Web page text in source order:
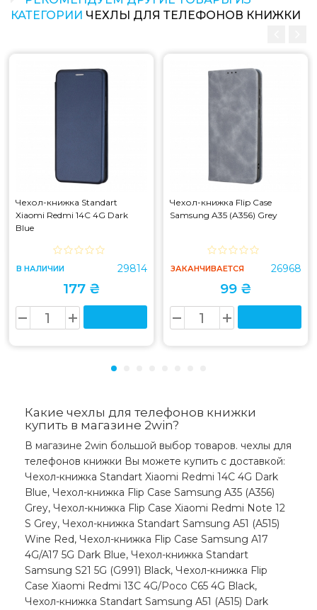
КАТЕГОРИИ ЧЕХЛЫ ДЛЯ ТЕЛЕФОНОВ КНИЖКИ
Чехол-книжка Standart
Xiaomi Redmi 14C 4G Dark
Blue
В НАЛИЧИИ 29814
177 ₴
Чехол-книжка Flip Case
Samsung A35 (A356) Grey
ЗАКАНЧИВАЕТСЯ 26968
99 ₴
Какие чехлы для телефонов книжки
купить в магазине 2win?
В магазине 2win большой выбор товаров. чехлы для
телефонов книжки Вы можете купить с доставкой:
Чехол-книжка Standart Xiaomi Redmi 14C 4G Dark
Blue, Чехол-книжка Flip Case Samsung A35 (A356)
Grey, Чехол-книжка Flip Case Xiaomi Redmi Note 12
S Grey, Чехол-книжка Standart Samsung A51 (A515)
Wine Red, Чехол-книжка Flip Case Samsung A17
4G/A17 5G Dark Blue, Чехол-книжка Standart
Samsung S21 5G (G991) Black, Чехол-книжка Flip
Case Xiaomi Redmi 13C 4G/Poco C65 4G Black,
Чехол-книжка Standart Samsung A51 (A515) Dark